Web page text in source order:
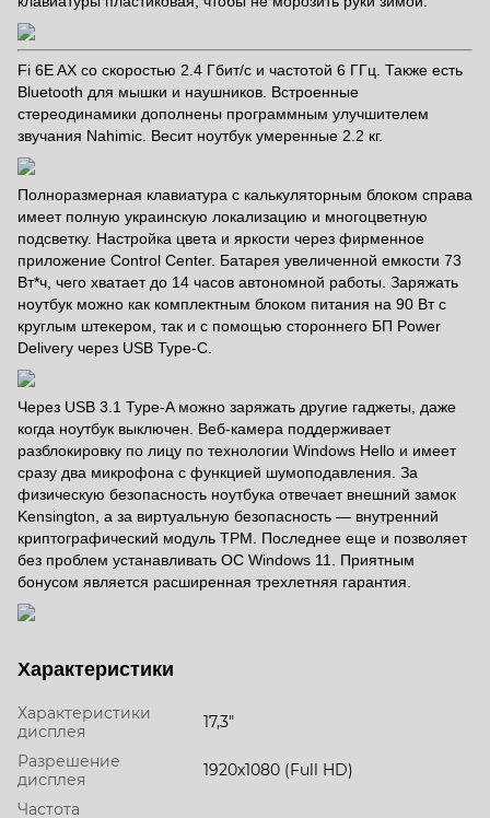
Fi 6E AX со скоростью 2.4 Гбит/с и частотой 6 ГГц. Также есть
Bluetooth для мышки и наушников. Встроенные
стереодинамики дополнены программным улучшителем
звучания Nahimic. Весит ноутбук умеренные 2.2 кг.
Полноразмерная клавиатура с калькуляторным блоком справа
имеет полную украинскую локализацию и многоцветную
подсветку. Настройка цвета и яркости через фирменное
приложение Control Center. Батарея увеличенной емкости 73
Вт*ч, чего хватает до 14 часов автономной работы. Заряжать
ноутбук можно как комплектным блоком питания на 90 Вт с
круглым штекером, так и с помощью стороннего БП Power
Delivery через USB Type-C.
Через USB 3.1 Type-A можно заряжать другие гаджеты, даже
когда ноутбук выключен. Веб-камера поддерживает
разблокировку по лицу по технологии Windows Hello и имеет
сразу два микрофона с функцией шумоподавления. За
физическую безопасность ноутбука отвечает внешний замок
Kensington, а за виртуальную безопасность — внутренний
криптографический модуль TPM. Последнее еще и позволяет
без проблем устанавливать ОС Windows 11. Приятным
бонусом является расширенная трехлетняя гарантия.
Характеристики
Характеристики
дисплея
17,3"
Разрешение
дисплея
1920х1080 (Full HD)
Частота